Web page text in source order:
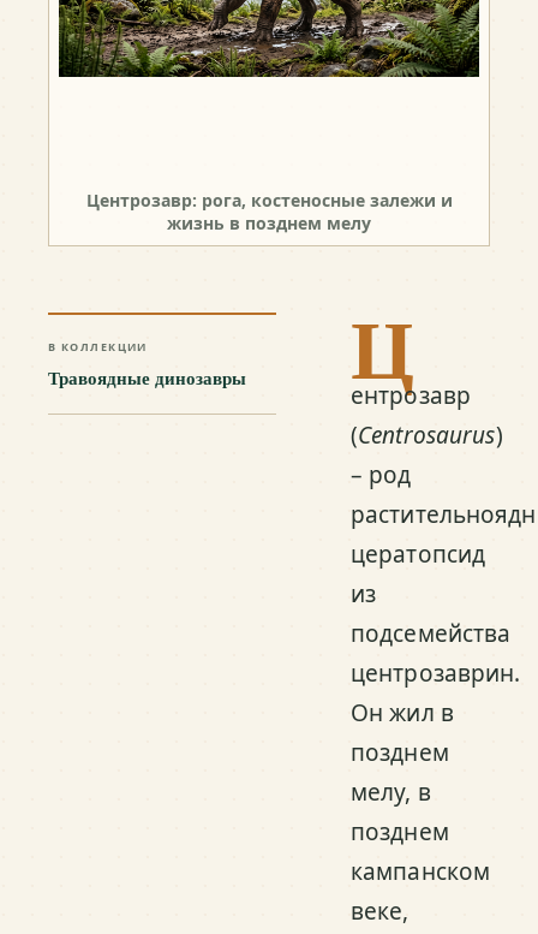
Центрозавр: рога, костеносные залежи и
жизнь в позднем мелу
В КОЛЛЕКЦИИ
Травоядные динозавры Ц
ентрозавр
(Centrosaurus)
– род
цератопсид
из
подсемейства
центрозаврин.
Он жил в
позднем
мелу, в
позднем
кампанском
веке,